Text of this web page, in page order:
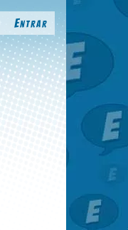
Entrar